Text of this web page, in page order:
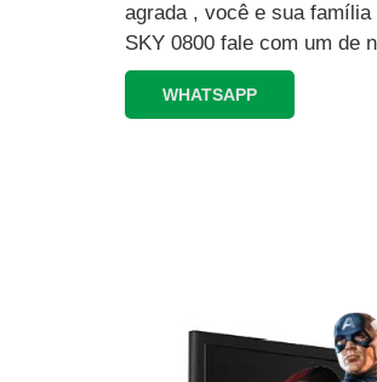
agrada , você e sua
SKY 0800 fale com um de
WHATSAPP